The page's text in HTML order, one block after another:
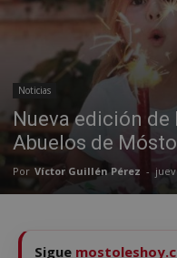
Noticias
Nueva edición de
Abuelos de
Por Víctor Guillén Pérez -
Sigue